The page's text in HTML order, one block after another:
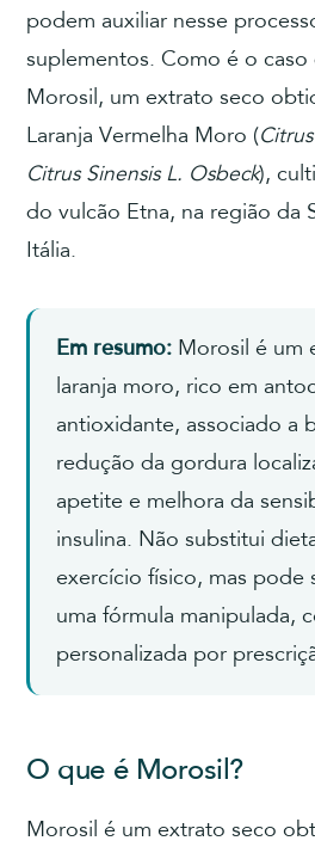
podem auxiliar nesse
suplementos. Como é o
Morosil, um extrato seco
Laranja Vermelha Moro (
Citrus Sinensis L. Osbeck),
do vulcão Etna, na região da
Itália.
Em resumo: Morosil é um
laranja moro, rico em
antioxidante, associado a
redução da gordura
apetite e melhora da
insulina. Não substitui
exercício físico, mas pode
uma fórmula manipulada,
personalizada por
O que é Morosil?
Morosil é um extrato seco